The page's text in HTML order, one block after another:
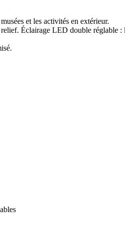
et les activités en extérieur.
Éclairage LED double réglable